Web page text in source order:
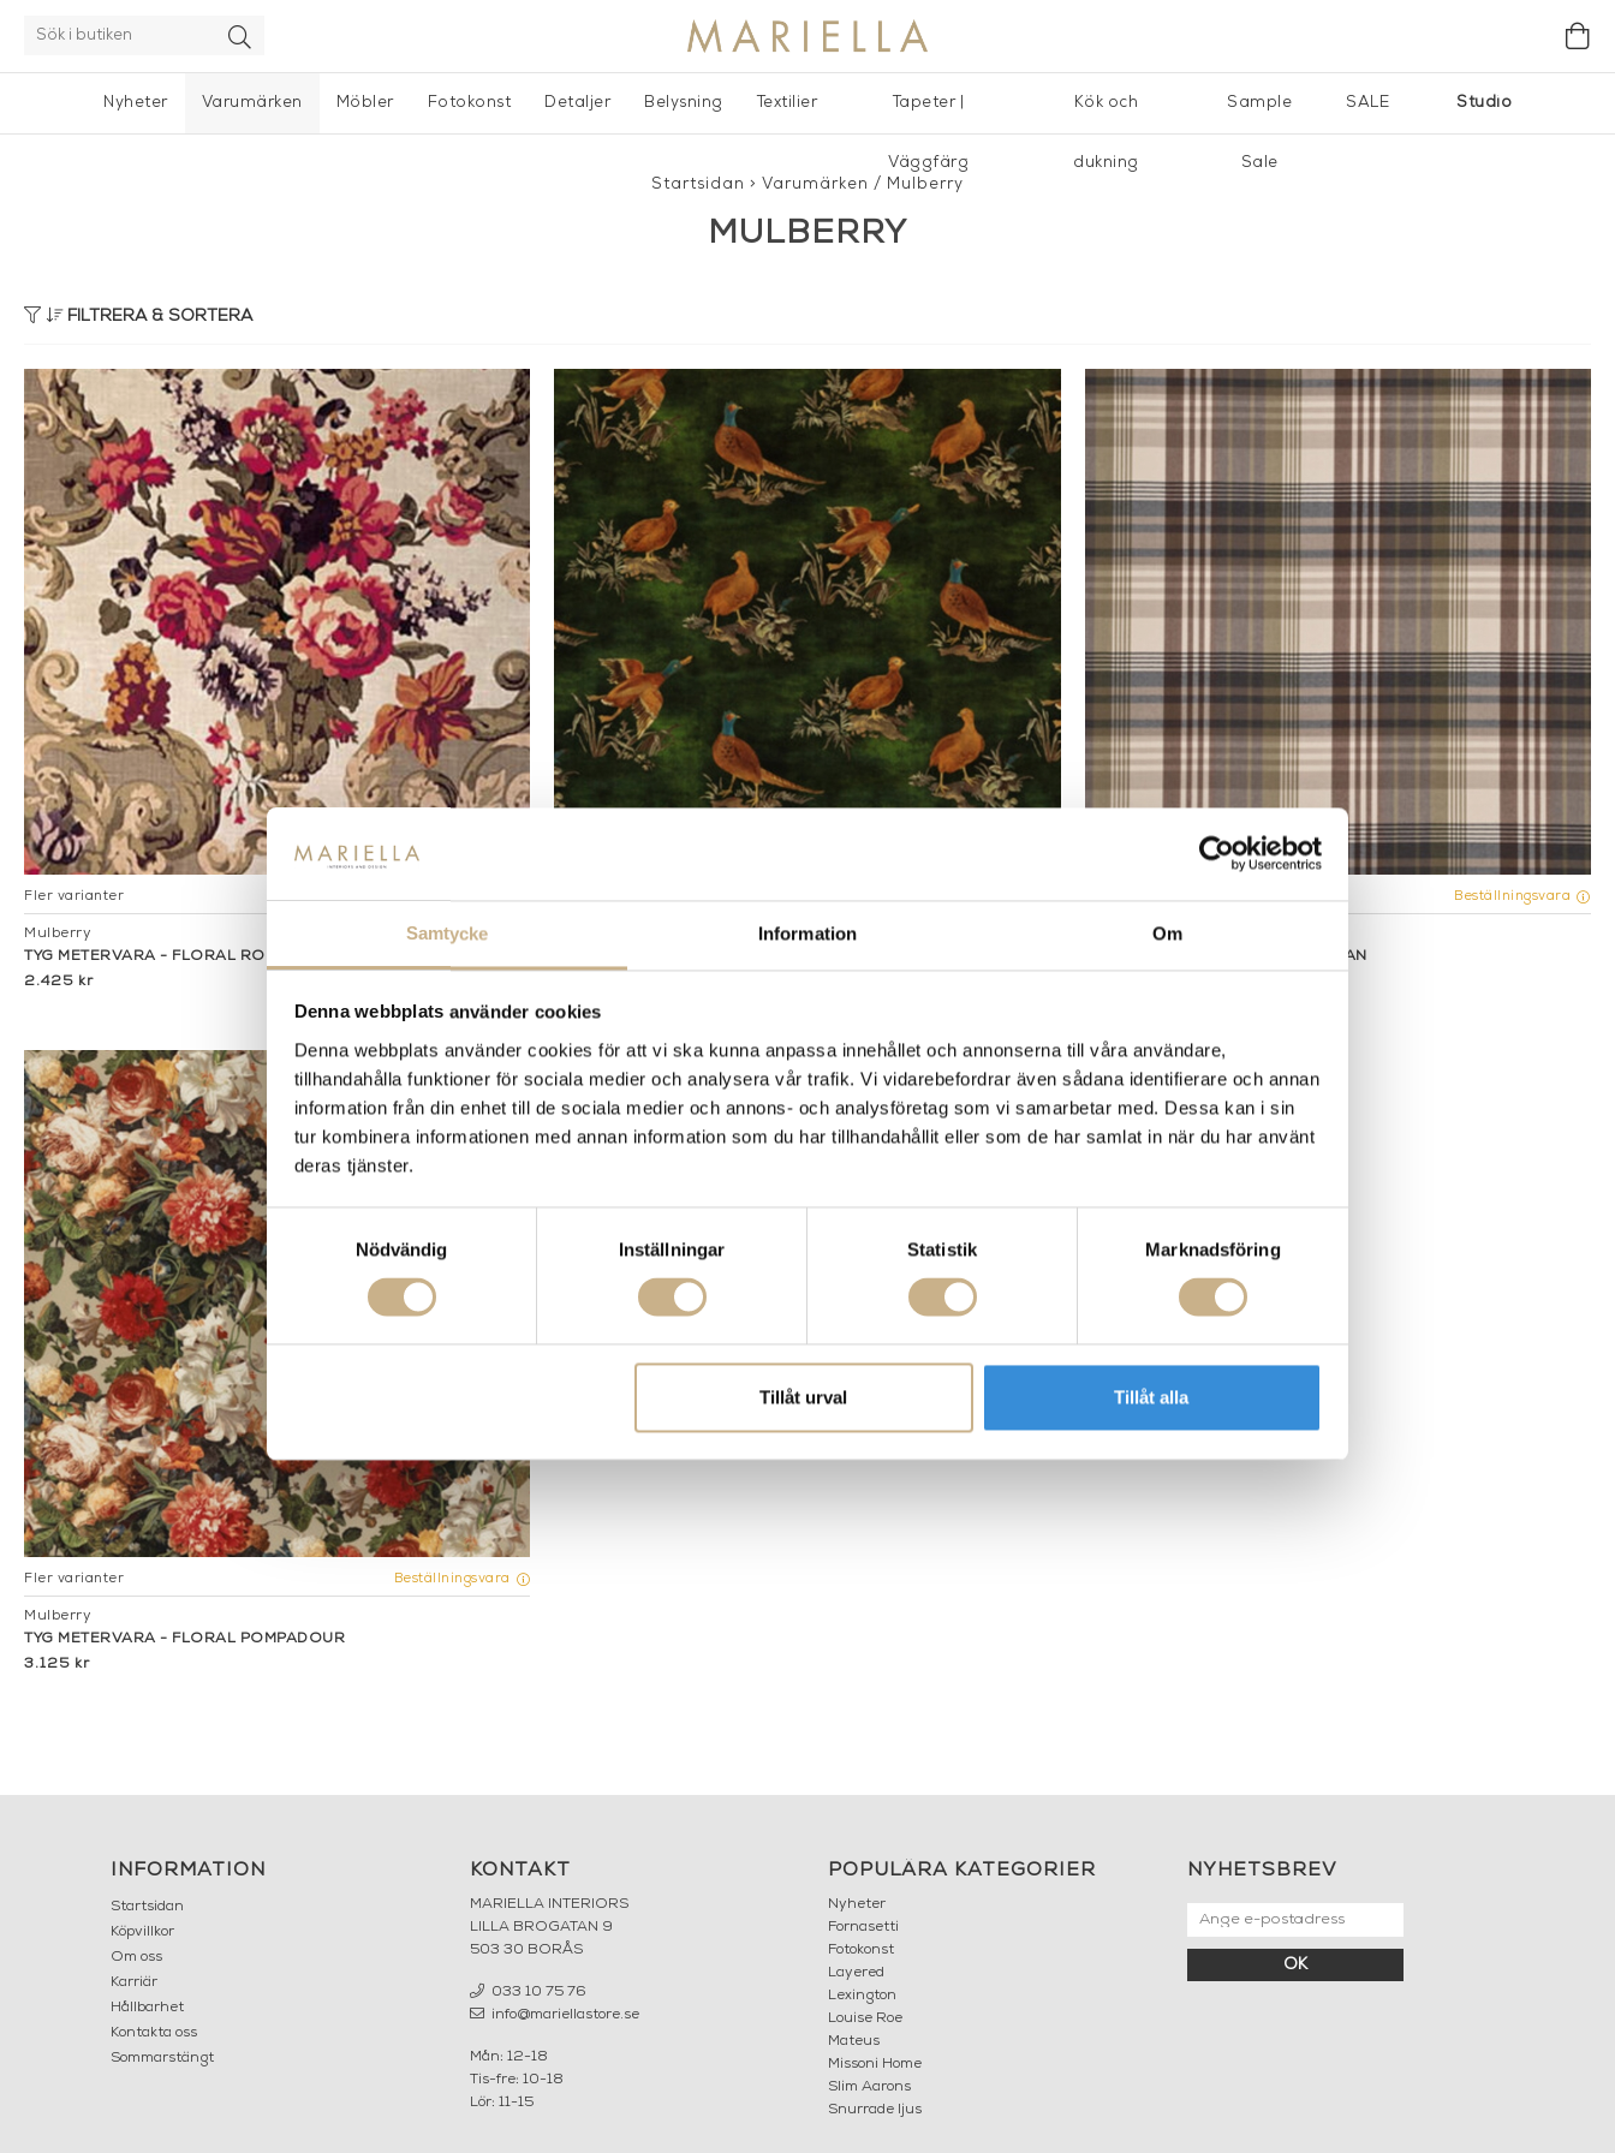
Samtycke Information Om
Denna webbplats använder cookies
Denna webbplats använder cookies för att vi ska kunna anpassa innehållet och annonserna till våra användare,
tillhandahålla funktioner för sociala medier och analysera vår trafik. Vi vidarebefordrar även sådana identifierare och annan
information från din enhet till de sociala medier och annons- och analysföretag som vi samarbetar med. Dessa kan i sin
tur kombinera informationen med annan information som du har tillhandahållit eller som de har samlat in när du har använt
deras tjänster.
Samtyckesval
Nödvändig
Inställningar Statistik Marknadsföring
Tillåt urval Tillåt alla
Nyheter Studio
Varumärken Möbler Fotokonst Detaljer Belysning Textilier Tapeter |
Väggfärg
Kök och
dukning
Sample
Sale
SALE
Startsidan > Varumärken / Mulberry
MULBERRY
FILTRERA & SORTERA
Fler varianter Beställningsvara
Mulberry
TYG METERVARA - FLORAL ROCOCO
2.425 kr
Fler varianter Beställningsvara Fler varianter Beställningsvara
TYG METERVARA - ANCIENT TARTAN
Fler varianter Beställningsvara
Mulberry
TYG METERVARA - FLORAL POMPADOUR
3.125 kr
INFORMATION
Startsidan
Köpvillkor
Om oss
Karriär
Hållbarhet
Kontakta oss
Sommarstängt
KONTAKT
MARIELLA INTERIORS
LILLA BROGATAN 9
503 30 BORÅS
033 10 75 76
info@mariellastore.se
Mån: 12-18
Tis-fre: 10-18
Lör: 11-15
POPULÄRA KATEGORIER
Nyheter
Fornasetti
Fotokonst
Layered
Lexington
Louise Roe
Mateus
Missoni Home
Slim Aarons
Snurrade ljus
NYHETSBREV
OK